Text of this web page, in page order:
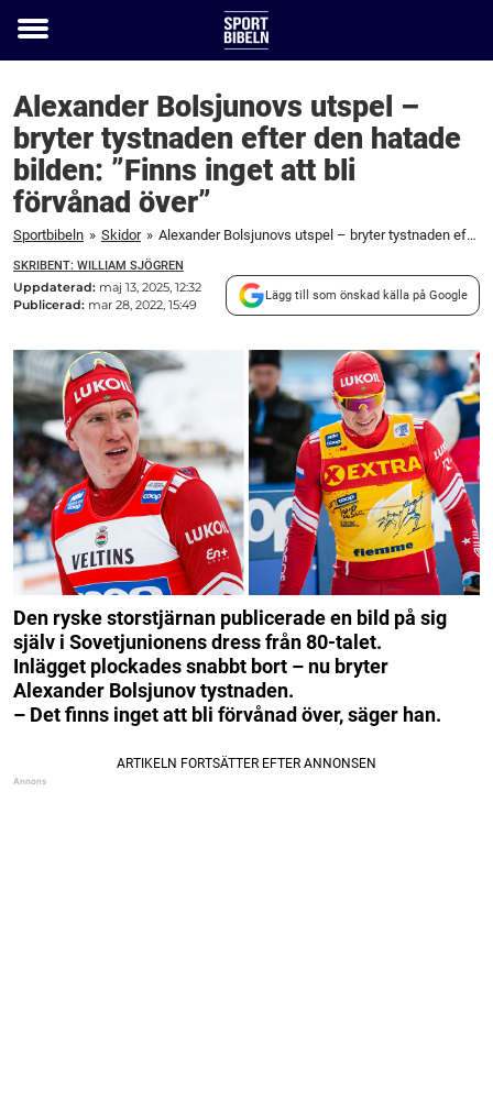
Toggle
Alexander Bolsjunovs utspel –
bryter tystnaden efter den hatade
bilden: ”Finns inget att bli
förvånad över”
Sportbibeln » Skidor » Alexander Bolsjunovs utspel – bryter tystnaden efter den hatade bilden: "Finns inget att bli förvånad över"
SKRIBENT: WILLIAM SJÖGREN
Uppdaterad: maj 13, 2025, 12:32
Publicerad: mar 28, 2022, 15:49
Lägg till som önskad källa på Google
Den ryske storstjärnan publicerade en bild på sig
själv i Sovetjunionens dress från 80-talet.
Inlägget plockades snabbt bort – nu bryter
Alexander Bolsjunov tystnaden.
– Det finns inget att bli förvånad över, säger han.